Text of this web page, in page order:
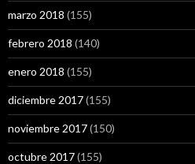
marzo 2018 (155)
febrero 2018 (140)
enero 2018 (155)
diciembre 2017(155)
noviembre 2017(150)
octubre 2017(155)